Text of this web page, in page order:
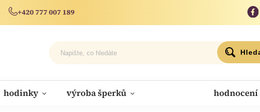
+420 777 007 189
hodinky výroba šperků